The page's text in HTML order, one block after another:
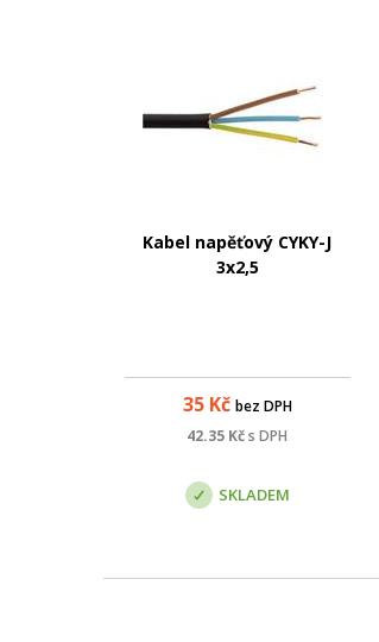
Kabel napěťový CYKY-J
3x2,5
35Kč bez DPH
42.35 Kčs DPH
SKLADEM